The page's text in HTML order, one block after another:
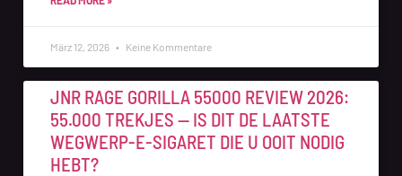
März 12, 2026 Keine Kommentare
JNR RAGE GORILLA 55000 REVIEW 2026:
55.000 TREKJES — IS DIT DE LAATSTE
WEGWERP-E-SIGARET DIE U OOIT NODIG
HEBT?